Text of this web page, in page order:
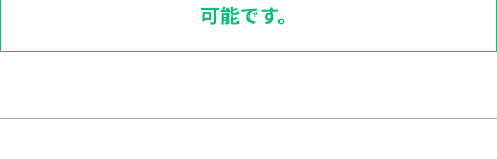
可能です。